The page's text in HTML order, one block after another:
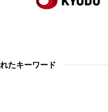
たキーワード